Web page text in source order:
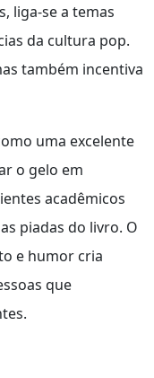
liga-se a temas
da cultura pop.
também incentiva
uma excelente
o gelo em
acadêmicos
piadas do livro. O
e humor cria
que